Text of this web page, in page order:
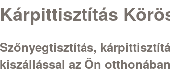
Kárpittisztítás
Szőnyegtisztítás,
kiszállással az Ön otthonában